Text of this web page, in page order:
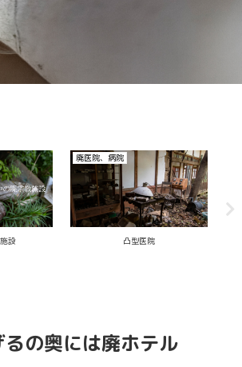
た廃ホテル
廃ホテル、廃旅館
ひっそり廃温泉宿
の奥には廃ホテル